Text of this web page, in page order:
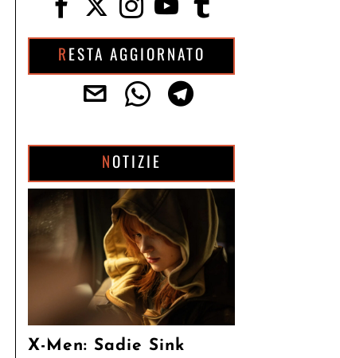
RESTA AGGIORNATO
NOTIZIE
X-Men: Sadie Sink